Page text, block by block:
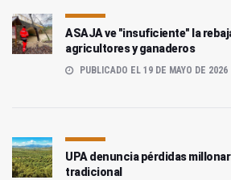
ASAJA ve "insuficiente" la
agricultores y ganaderos
PUBLICADO EL 19 DE MAYO DE 2026
UPA denuncia pérdidas
tradicional